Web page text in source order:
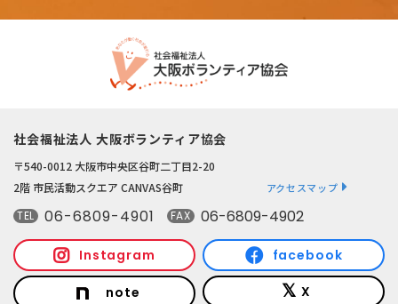
社会福祉法人 大阪ボランティア協会
〒540-0012 大阪市中央区谷町二丁目2-20
2階 市民活動スクエア CANVAS谷町
アクセスマップ
TEL 06-6809-4901 FAX 06-6809-4902
Instagram facebook
note X